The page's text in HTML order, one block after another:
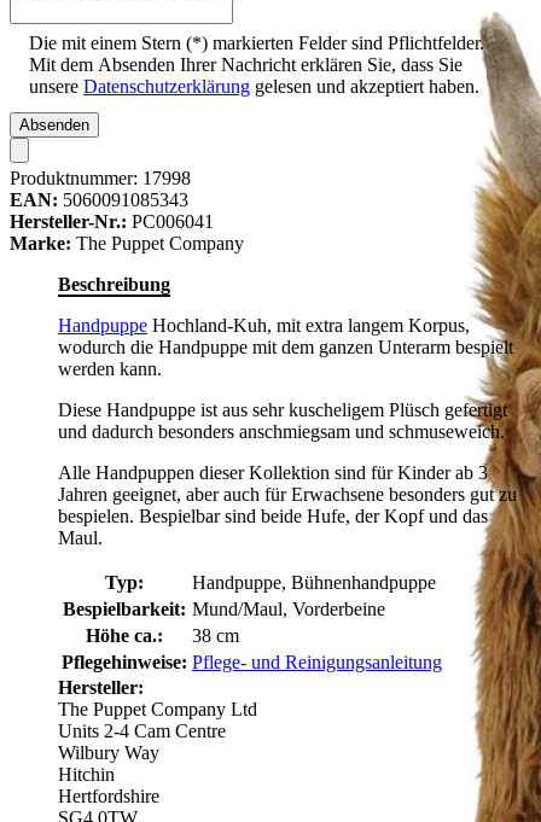
Die mit einem Stern (*) markierten Felder sind Pflichtfelder.
Mit dem Absenden Ihrer Nachricht erklären Sie, dass Sie
unsere Datenschutzerklärung gelesen und akzeptiert haben.
Absenden
Produktnummer: 17998
EAN: 5060091085343
Hersteller-Nr.: PC006041
Marke: The Puppet Company
Beschreibung
Handpuppe Hochland-Kuh, mit extra langem Korpus,
wodurch die Handpuppe mit dem ganzen Unterarm bespielt
werden kann.
Diese Handpuppe ist aus sehr kuscheligem Plüsch gefertigt
und dadurch besonders anschmiegsam und schmuseweich.
Alle Handpuppen dieser Kollektion sind für Kinder ab 3
Jahren geeignet, aber auch für Erwachsene besonders gut zu
bespielen. Bespielbar sind beide Hufe, der Kopf und das
Maul.
Typ:
Handpuppe, Bühnenhandpuppe
Bespielbarkeit: Mund/Maul, Vorderbeine
Höhe ca.:
38 cm
Pflegehinweise: Pflege- und Reinigungsanleitung
Hersteller:
The Puppet Company Ltd
Units 2-4 Cam Centre
Wilbury Way
Hitchin
Hertfordshire